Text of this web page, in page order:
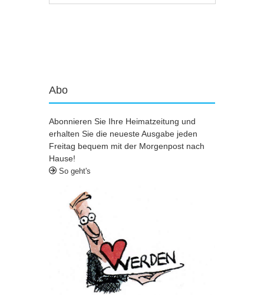
Abo
Abonnieren Sie Ihre Heimatzeitung und
erhalten Sie die neueste Ausgabe jeden
Freitag bequem mit der Morgenpost nach
Hause!
So geht's